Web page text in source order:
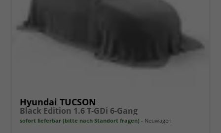
Hyundai TUCSON
Black Edition 1.6 T-GDi 6-Gang
sofort lieferbar (bitte nach Standort fragen) Neuwagen